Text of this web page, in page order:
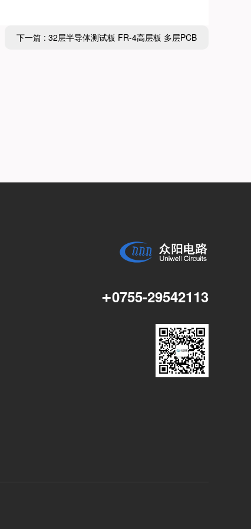
下一篇 : 32层半导体测试板 FR-4高层板 多层PCB
+0755-29542113